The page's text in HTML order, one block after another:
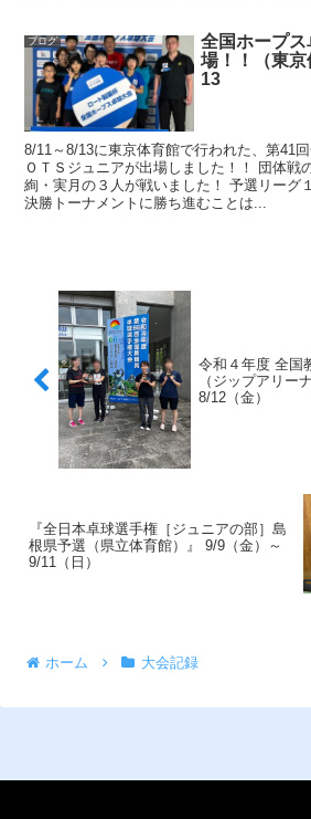
ブログ
全国ホープ
場！！（東京
13
8/11～8/13に東京体育館で行われた、第41
ＯＴＳジュニアが出場しました！！ 団体戦
絢・実月の３人が戦いました！ 予選リーグ
決勝トーナメントに勝ち進むことは...
令和４年度 全国
（ジップアリ
8/12（金）
『全日本卓球選手権［ジュニアの部］島
根県予選（県立体育館）』 9/9（金）～
9/11（日）
ホーム 大会記録